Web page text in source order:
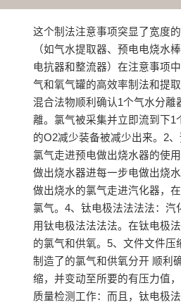
这个制法注意事项突显了宽度
（如气水提取器、预电电烧水
电抗器和整流器）在注意事项
气和氧气罐的高效率制法和提
混合法物顺利确认1个气水分
離。氯气被采集并立即流到下
的O2减少装备被减少出来。2
氯气走进预电做出烧水器的使
做出烧水器进每一步电做出烧
做出烧水的氯气走进汽化器，
氯气。4、钛电极法法法法：
用钛电极法法法法。在钛电极
的氯气和供氧。5、文件文件
制造了的氯气和供氧分开 顺利
缩，并变动至所要的有压力值
质量检测工作：而且，钛电极